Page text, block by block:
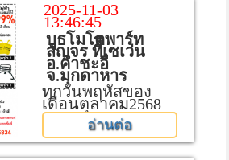
2025-11-03
13:46:45
บูธโมโตพาร์ท
สัญจร ที่ีเซเว่น
อ.คำชะอี
จ.มุกดาหาร
ทุกวันพฤหัสของ
เดือนตุลาคม2568
อ่านต่อ